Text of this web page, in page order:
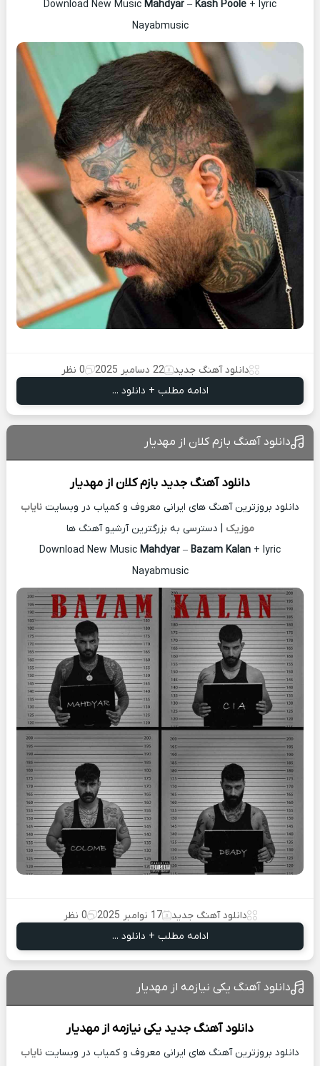
Download New Music Mahdyar – Kash Poole + lyric
Nayabmusic
دانلود آهنگ جدید 22 دسامبر 2025
0 نظر
ادامه مطلب + دانلود ...
دانلود آهنگ بازم کلان از مهدیار
دانلود آهنگ جدید بازم کلان ازمهدیار
دانلود بروزترین آهنگ های ایرانی معروف و کمیاب در وبسایت نایاب
موزیک | دسترسی به بزرگترین آرشیو آهنگ ها
Download New Music Mahdyar – Bazam Kalan + lyric
Nayabmusic
دانلود آهنگ جدید 17 نوامبر 2025
0 نظر
ادامه مطلب + دانلود ...
دانلود آهنگ یکی نیازمه از مهدیار
دانلود آهنگ جدید یکی نیازمه ازمهدیار
دانلود بروزترین آهنگ های ایرانی معروف و کمیاب در وبسایت نایاب